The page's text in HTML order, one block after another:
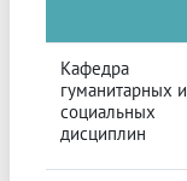
Кафедра
гуманитарных и
социальных
дисциплин